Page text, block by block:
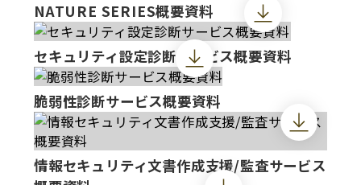
NATURE SERIES概要資料
セキュリティ設定診断サービス概要資料
脆弱性診断サービス概要資料
情報セキュリティ文書作成支援/監査サービス